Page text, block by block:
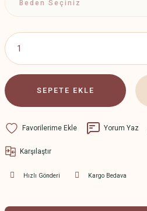
SEPETE EKLE
Yorum Yaz
Karşılaştır
Hızlı Gönderi Kargo Bedava